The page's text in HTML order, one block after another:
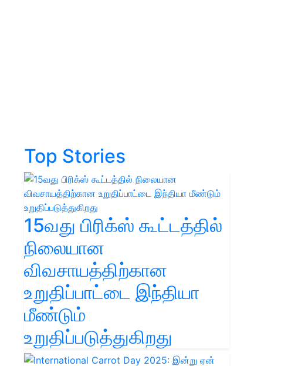
Top Stories
15வது பிரிக்ஸ் கூட்டத்தில்
நிலையான
விவசாயத்திற்கான
உறுதிப்பாட்டை இந்தியா
மீண்டும்
உறுதிப்படுத்துகிறது